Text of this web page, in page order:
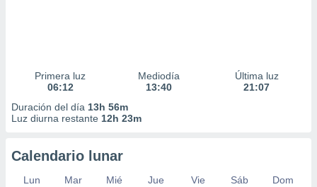
Primera luz
06:12
Mediodía
13:40
Última luz
21:07
Duración del día 13h 56m
Luz diurna restante 12h 23m
Calendario lunar
Lun Mar Mié Jue Vie Sáb
Dom